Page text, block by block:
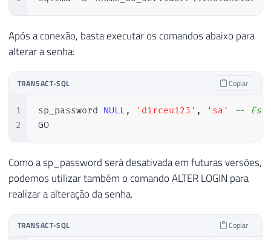
Após a conexão, basta executar os comandos abaixo para
alterar a senha:
TRANSACT-SQL Copiar
1
2
sp_password NULL , 'dirceu123' , 'sa'
--
GO
Como a sp_password será desativada em futuras versões,
podemos utilizar também o comando ALTER LOGIN para
realizar a alteração da senha.
TRANSACT-SQL Copiar